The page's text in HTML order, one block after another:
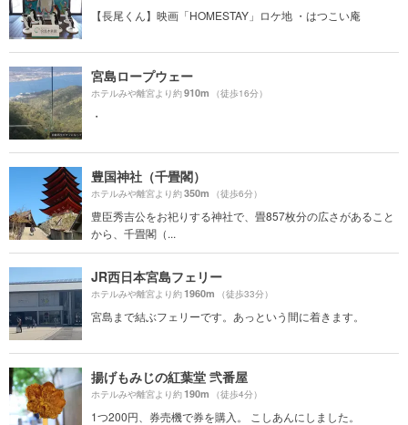
【長尾くん】映画「HOMESTAY」ロケ地 ・はつこい庵
宮島ロープウェー
ホテルみや離宮より約910m （徒歩16分）
・
豊国神社（千畳閣）
ホテルみや離宮より約350m （徒歩6分）
豊臣秀吉公をお祀りする神社で、畳857枚分の広さがあること
から、千畳閣（...
JR西日本宮島フェリー
ホテルみや離宮より約1960m （徒歩33分）
宮島まで結ぶフェリーです。あっという間に着きます。
揚げもみじの紅葉堂 弐番屋
ホテルみや離宮より約190m （徒歩4分）
1つ200円、券売機で券を購入。 こしあんにしました。